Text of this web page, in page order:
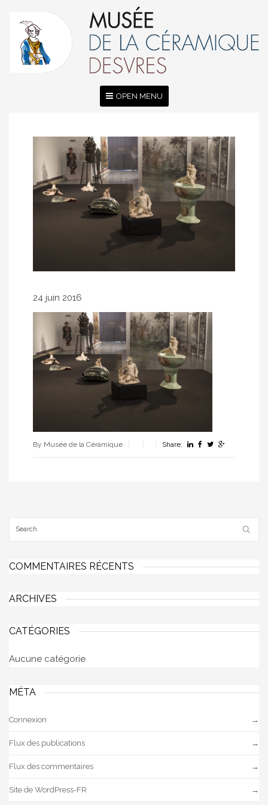
OPEN MENU
24 juin 2016
By Musée de la Céramique Share:
COMMENTAIRES RÉCENTS
ARCHIVES
CATÉGORIES
Aucune catégorie
MÉTA
Connexion
Flux des publications
Flux des commentaires
Site de WordPress-FR